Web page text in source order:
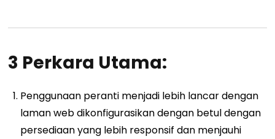
3 Perkara Utama:
Penggunaan peranti menjadi lebih lancar dengan
laman web dikonfigurasikan dengan betul dengan
persediaan yang lebih responsif dan menjauhi